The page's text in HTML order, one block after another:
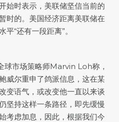
始时表示，美联储坚信当前的
时的。美国经济距离美联储在
“还有一段距离”。
市场策略师Marvin Loh称，
威尔重申了鸽派信息，这在某
变语气，或改变他一直以来谈
坚持这样一条路径，即先缓慢
考虑加息，因此，根据我们今